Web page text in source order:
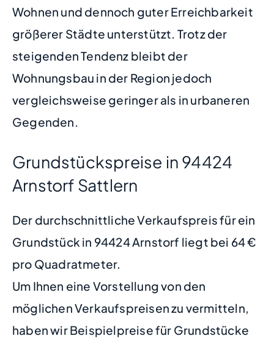
Wohnen und dennoch guter Erreichbarkeit
größerer Städte unterstützt. Trotz der
steigenden Tendenz bleibt der
Wohnungsbau in der Region jedoch
vergleichsweise geringer als in urbaneren
Gegenden.
Grundstückspreise in 94424
Arnstorf Sattlern
Der durchschnittliche Verkaufspreis für ein
Grundstück in 94424 Arnstorf liegt bei 64 €
pro Quadratmeter.
Um Ihnen eine Vorstellung von den
möglichen Verkaufspreisen zu vermitteln,
haben wir Beispielpreise für Grundstücke